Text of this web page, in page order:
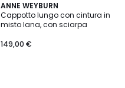
ANNE WEYBURN
Cappotto lungo con cintura in
misto lana, con sciarpa
149,00 €